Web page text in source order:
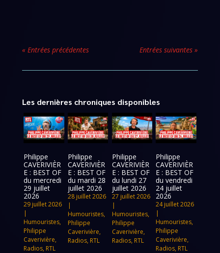
« Entrées précédentes Entrées suivantes »
Les dernières chroniques disponibles
Philippe
CAVERIVIÈR
E : BEST OF
du mercredi
29 juillet
2026
29 juillet 2026
|
Humouristes,
Philippe
Caverivière,
Radios, RTL
Philippe
CAVERIVIÈR
E : BEST OF
du mardi 28
juillet 2026
28 juillet 2026
|
Humouristes,
Philippe
Caverivière,
Radios, RTL
Philippe
CAVERIVIÈR
E : BEST OF
du lundi 27
juillet 2026
27 juillet 2026
|
Humouristes,
Philippe
Caverivière,
Radios, RTL
Philippe
CAVERIVIÈR
E : BEST OF
du vendredi
24 juillet
2026
24 juillet 2026
|
Humouristes,
Philippe
Caverivière,
Radios, RTL